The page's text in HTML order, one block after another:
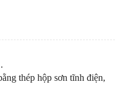
thép hộp sơn tĩnh điện,